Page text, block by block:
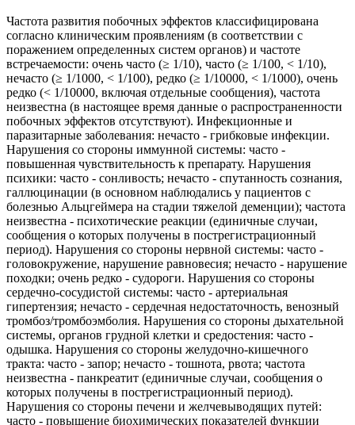
Частота развития побочных эффектов классифицирована
согласно клиническим проявлениям (в соответствии с
поражением определенных систем органов) и частоте
встречаемости: очень часто (≥ 1/10), часто (≥ 1/100, < 1/10),
нечасто (≥ 1/1000, < 1/100), редко (≥ 1/10000, < 1/1000), очень
редко (< 1/10000, включая отдельные сообщения), частота
неизвестна (в настоящее время данные о распространенности
побочных эффектов отсутствуют). Инфекционные и
паразитарные заболевания: нечасто - грибковые инфекции.
Нарушения со стороны иммунной системы: часто -
повышенная чувствительность к препарату. Нарушения
психики: часто - сонливость; нечасто - спутанность сознания,
галлюцинации (в основном наблюдались у пациентов с
болезнью Альцгеймера на стадии тяжелой деменции); частота
неизвестна - психотические реакции (единичные случаи,
сообщения о которых получены в пострегистрационный
период). Нарушения со стороны нервной системы: часто -
головокружение, нарушение равновесия; нечасто - нарушение
походки; очень редко - судороги. Нарушения со стороны
сердечно-сосудистой системы: часто - артериальная
гипертензия; нечасто - сердечная недостаточность, венозный
тромбоз/тромбоэмболия. Нарушения со стороны дыхательной
системы, органов грудной клетки и средостения: часто -
одышка. Нарушения со стороны желудочно-кишечного
тракта: часто - запор; нечасто - тошнота, рвота; частота
неизвестна - панкреатит (единичные случаи, сообщения о
которых получены в пострегистрационный период).
Нарушения со стороны печени и желчевыводящих путей:
часто - повышение биохимических показателей функции